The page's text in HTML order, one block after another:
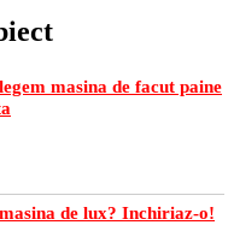
masina de facut paine
de lux? Inchiriaz-o!